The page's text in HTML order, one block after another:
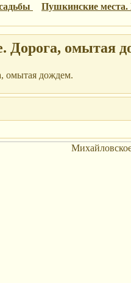
Пушкинские
Дорога, омытая
омытая дождем.